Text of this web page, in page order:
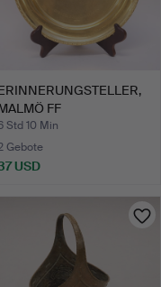
FF
Std 10 Min
Gebote
USD